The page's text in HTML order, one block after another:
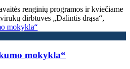
renginių programos ir kviečiame
dirbtuves „Dalintis drąsa“,
mokykla“